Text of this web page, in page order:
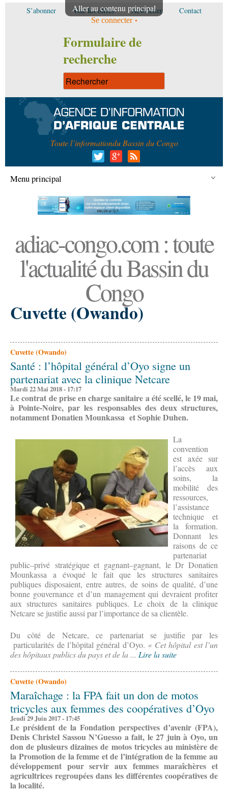
Aller au contenu principal
S’abonner Voir les offres Newsletter Contact
Se connecter
Formulaire de
recherche
Toute l’informationdu Bassin du Congo
Menu principal
adiac-congo.com : toute
l'actualité du Bassin du
Congo
Cuvette (Owando)
Cuvette (Owando)
Santé : l’hôpital général d’Oyo signe un
partenariat avec la clinique Netcare
Mardi 22 Mai 2018 - 17:17
Le contrat de prise en charge sanitaire a été scellé, le 19 mai,
à Pointe-Noire, par les responsables des deux structures,
notamment Donatien Mounkassa et Sophie Duhen.
La
convention
est axée sur
l’accès aux
soins, la
mobilité des
ressources,
l’assistance
technique et
la formation.
Donnant les
raisons de ce
partenariat
public–privé stratégique et gagnant–gagnant, le Dr Donatien
Mounkassa a évoqué le fait que les structures sanitaires
publiques disposaient, entre autres, de soins de qualité, d’une
bonne gouvernance et d’un management qui devraient profiter
aux structures sanitaires publiques. Le choix de la clinique
Netcare se justifie aussi par l’importance de sa clientèle.
Du côté de Netcare, ce partenariat se justifie par les
particularités de l’hôpital général d’Oyo. « Cet hôpital est l’un
des hôpitaux publics du pays et de la ... Lire la suite
Cuvette (Owando)
Maraîchage : la FPA fait un don de motos
tricycles aux femmes des coopératives d’Oyo
Jeudi 29 Juin 2017 - 17:45
Le président de la Fondation perspectives d’avenir (FPA),
Denis Christel Sassou N’Guesso a fait, le 27 juin à Oyo, un
don de plusieurs dizaines de motos tricycles au ministère de
la Promotion de la femme et de l’intégration de la femme au
développement pour servir aux femmes maraîchères et
agricultrices regroupées dans les différentes coopératives de
la localité.